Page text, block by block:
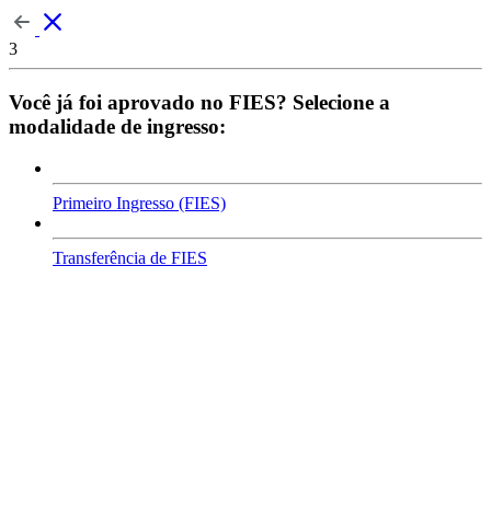
3
Você já foi aprovado no FIES? Selecione a
modalidade de ingresso:
Primeiro Ingresso (FIES)
Transferência de FIES